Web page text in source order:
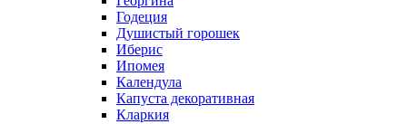
Годеция
Душистый горошек
Иберис
Ипомея
Календула
Капуста декоративная
Кларкия